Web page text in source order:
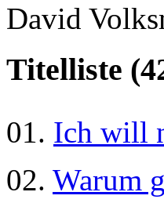
David
Titelliste
01. Ich will
02. Warum